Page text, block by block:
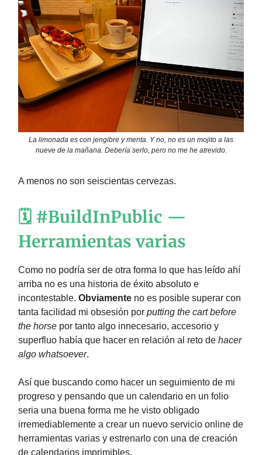
La limonada es con jengibre y menta. Y no, no es un mojito a las
nueve de la mañana. Debería serlo, pero no me he atrevido.
A menos no son seiscientas cervezas.
🗓️ #BuildInPublic —
Herramientas varias
Como no podría ser de otra forma lo que has leído ahí
arriba no es una historia de éxito absoluto e
incontestable. Obviamente no es posible superar con
tanta facilidad mi obsesión por putting the cart before
the horse por tanto algo innecesario, accesorio y
superfluo había que hacer en relación al reto de hacer
algo whatsoever.
Así que buscando como hacer un seguimiento de mi
progreso y pensando que un calendario en un folio
seria una buena forma me he visto obligado
irremediablemente a crear un nuevo servicio online de
herramientas varias y estrenarlo con una de creación
de calendarios imprimibles.